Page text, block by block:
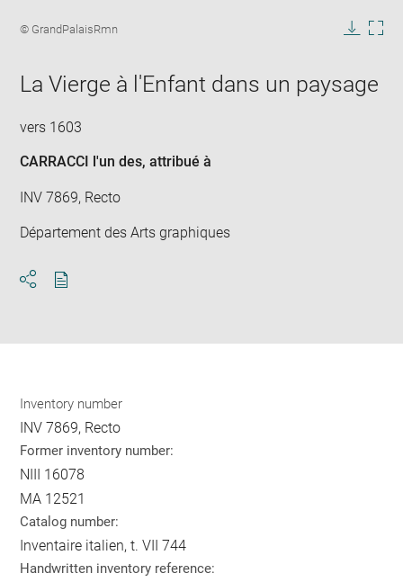
window
Image
© GrandPalaisRmn
in
new
La Vierge à l'Enfant dans un paysage
vers 1603
CARRACCI l'un des, attribué à
INV 7869, Recto
Département des Arts graphiques
Inventory number
INV 7869, Recto
Former inventory number:
NIII 16078
MA 12521
Catalog number:
Inventaire italien, t. VII 744
Handwritten inventory reference: